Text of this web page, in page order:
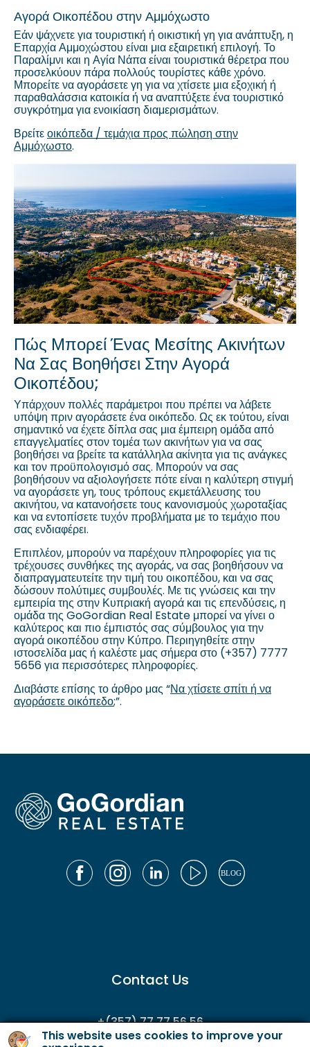
This website uses cookies to improve your
Αγορά Οικοπέδου στην Αμμόχωστο
Εάν ψάχνετε για τουριστική ή οικιστική γη για ανάπτυξη, η
Επαρχία Αμμοχώστου είναι μια εξαιρετική επιλογή. Το
Παραλίμνι και η Αγία Νάπα είναι τουριστικά θέρετρα που
προσελκύουν πάρα πολλούς τουρίστες κάθε χρόνο.
Μπορείτε να αγοράσετε γη για να χτίσετε μια εξοχική ή
παραθαλάσσια κατοικία ή να αναπτύξετε ένα τουριστικό
συγκρότημα για ενοικίαση διαμερισμάτων.
Βρείτεοικόπεδα / τεμάχια προς πώληση στην
Αμμόχωστο.
Πώς Μπορεί Ένας Μεσίτης Ακινήτων
Να Σας Βοηθήσει Στην Αγορά
Οικοπέδου;
Υπάρχουν πολλές παράμετροι που πρέπει να λάβετε
υπόψη πριν αγοράσετε ένα οικόπεδο. Ως εκ τούτου, είναι
σημαντικό να έχετε δίπλα σας μια έμπειρη ομάδα από
επαγγελματίες στον τομέα των ακινήτων για να σας
βοηθήσει να βρείτε τα κατάλληλα ακίνητα για τις ανάγκες
και τον προϋπολογισμό σας. Μπορούν να σας
βοηθήσουν να αξιολογήσετε πότε είναι η καλύτερη στιγμή
να αγοράσετε γη, τους τρόπους εκμετάλλευσης του
ακινήτου, να κατανοήσετε τους κανονισμούς χωροταξίας
και να εντοπίσετε τυχόν προβλήματα με το τεμάχιο που
σας ενδιαφέρει.
Επιπλέον, μπορούν να παρέχουν πληροφορίες για τις
τρέχουσες συνθήκες της αγοράς, να σας βοηθήσουν να
διαπραγματευτείτε την τιμή του οικοπέδου, και να σας
δώσουν πολύτιμες συμβουλές. Με τις γνώσεις και την
εμπειρία της στην Κυπριακή αγορά και τις επενδύσεις, η
ομάδα της GoGordian Real Estate μπορεί να γίνει ο
καλύτερος και πιο έμπιστός σας σύμβουλος για την
αγορά οικοπέδου στην Κύπρο. Περιηγηθείτε στην
ιστοσελίδα μας ή καλέστε μας σήμερα στο (+357) 7777
5656 για περισσότερες πληροφορίες.
Διαβάστε επίσης το άρθρο μας “Να χτίσετε σπίτι ή να
αγοράσετε οικόπεδο;”.
Contact Us
+(357) 77 77 56 56